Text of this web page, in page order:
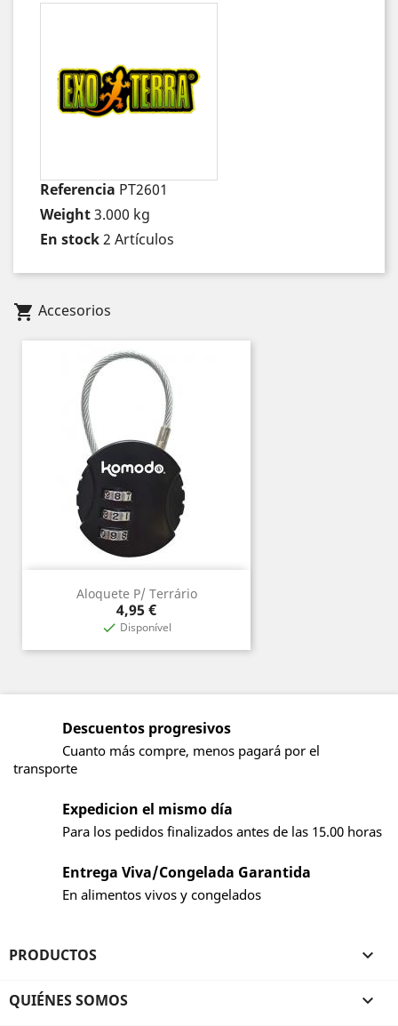
Referencia PT2601
Weight3.000 kg
En stock2 Artículos
shopping_cart Accesorios
Aloquete P/ Terrário
Precio
4,95 €
 Disponível
Descuentos progresivos
Cuanto más compre, menos pagará por el
transporte
Expedicion el mismo día
Para los pedidos finalizados antes de las 15.00 horas
Entrega Viva/Congelada Garantida
En alimentos vivos y congelados
PRODUCTOS 
QUIÉNES SOMOS 